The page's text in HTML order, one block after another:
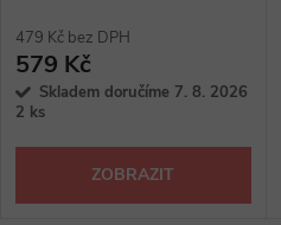
479 Kč bez DPH
579 Kč
Skladem doručíme 7. 8. 2026
2 ks
ZOBRAZIT